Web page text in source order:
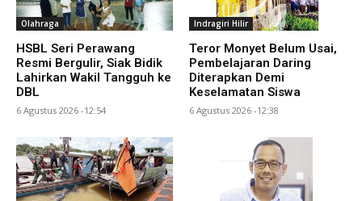
Olahraga
HSBL Seri Perawang
Resmi Bergulir, Siak Bidik
Lahirkan Wakil Tangguh ke
DBL
6 Agustus 2026 -12:54
Indragiri Hilir
Teror Monyet Belum Usai,
Pembelajaran Daring
Diterapkan Demi
Keselamatan Siswa
6 Agustus 2026 -12:38